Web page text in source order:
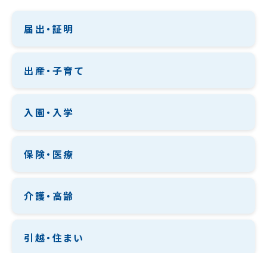
届出・証明
出産・子育て
入園・入学
保険・医療
介護・高齢
引越・住まい